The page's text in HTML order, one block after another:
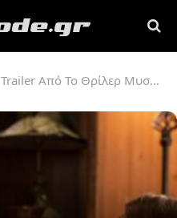
Trailer Από Το Θρίλερ Μυστηρίου “Run”